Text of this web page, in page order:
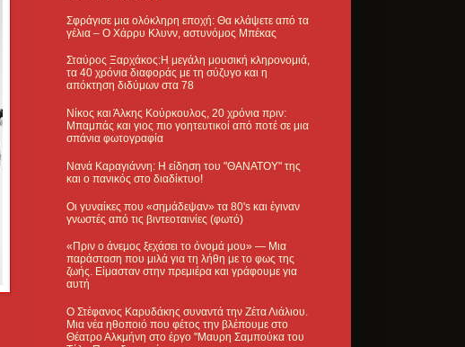
Σφράγισε μια ολόκληρη εποχή: Θα κλάψετε από τα
γέλια – Ο Χάρρυ Κλυνν, αστυνόμος Μπέκας
Σταύρος Ξαρχάκος:Η μεγάλη μουσική κληρονομιά,
τα 40 χρόνια διαφοράς με τη σύζυγο και η
απόκτηση διδύμων στα 78
Νίκος και Άλκης Κούρκουλος, 20 χρόνια πριν:
Μπαμπάς και γιος πιο γοητευτικοί από ποτέ σε μια
σπάνια φωτογραφία
Νανά Καραγιάννη: Η είδηση του "ΘΑΝΑΤΟΥ" της
και ο πανικός στο διαδίκτυο!
Οι γυναίκες που «σημάδεψαν» τα 80's και έγιναν
γνωστές από τις βιντεοταινίες (φωτό)
«Πριν ο άνεμος ξεχάσει το όνομά μου» — Μια
παράσταση που μιλά για τη λήθη με το φως της
ζωής. Είμασταν στην πρεμιέρα και γράφουμε για
αυτή
Ο Στέφανος Καρυδάκης συναντά την Ζέτα Λιάλιου.
Μια νέα ηθοποιό που φέτος την βλέπουμε στο
Θέατρο Αλκμήνη στο έργο "Μαυρη Σαμπούκα του